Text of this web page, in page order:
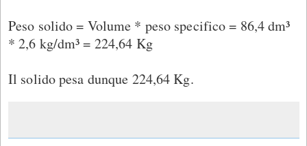
Peso solido = Volume * peso specifico = 86,4 dm³
* 2,6 kg/dm³ = 224,64 Kg
Il solido pesa dunque 224,64 Kg.